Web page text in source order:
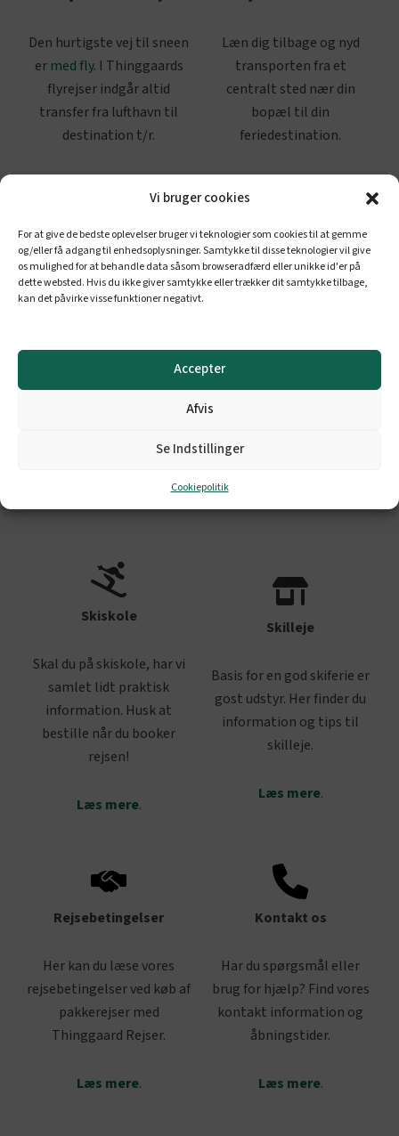
Vi bruger cookies
For at give de bedste oplevelser bruger vi teknologier som cookies til at gemme
og/eller få adgang til enhedsoplysninger. Samtykke til disse teknologier vil give
os mulighed for at behandle data såsom browseradfærd eller unikke id'er på
dette websted. Hvis du ikke giver samtykke eller trækker dit samtykke tilbage,
kan det påvirke visse funktioner negativt.
Accepter
Afvis
Se Indstillinger
Cookiepolitik
Den hurtigste vej til sneen
er med fly. I Thinggaards
flyrejser indgår altid
transfer fra lufthavn til
destination t/r.
Læn dig tilbage og nyd
transporten fra et
centralt sted nær din
bopæl til din
feriedestination.
Rejsende med bil
Min tid, min fart. Er du
mere til selv at bestemme
services? Book hjemmefra,
Skiskole
Skal du på skiskole, har vi
samlet lidt praktisk
information. Husk at
bestille når du booker
rejsen!
Læs mere.
Skilleje
Basis for en god skiferie er
gost udstyr. Her finder du
information og tips til
skilleje.
Læs mere.
Rejsebetingelser
Her kan du læse vores
rejsebetingelser ved køb af
pakkerejser med
Thinggaard Rejser.
Læs mere.
Kontakt os
Har du spørgsmål eller
brug for hjælp? Find vores
kontakt information og
åbningstider.
Læs mere.